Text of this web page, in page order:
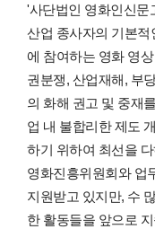
'사단법인 영화인신문
산업 종사자의 기본적
에 참여하는 영화 영
권분쟁, 산업재해, 부
의 화해 권고 및 중재
업 내 불합리한 제도
하기 위하여 최선을
영화진흥위원회와 업
지원받고 있지만, 수
한 활동들을 앞으로